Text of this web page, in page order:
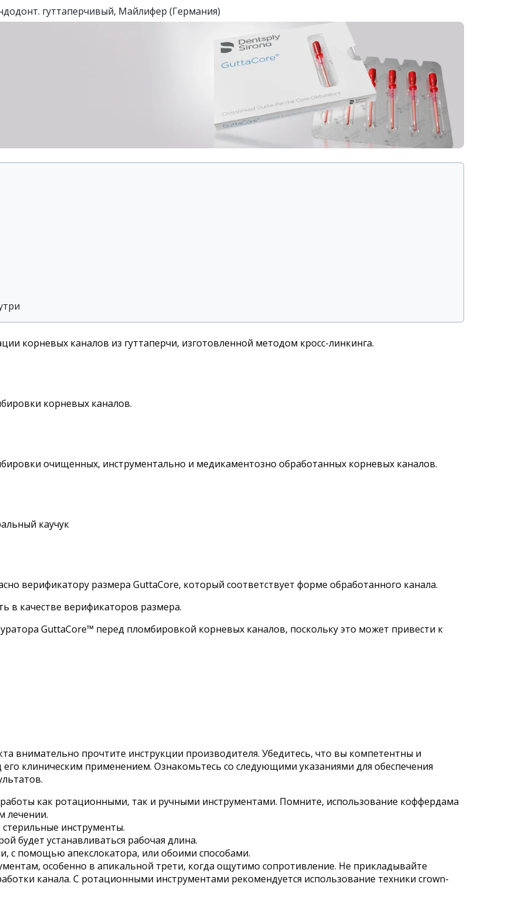
гуттаперчивый, Майлифер (Германия)
корневых каналов из гуттаперчи, изготовленной методом кросс-линкинга.
корневых каналов.
очищенных, инструментально и медикаментозно обработанных корневых каналов.
каучук
верификатору размера GuttaCore, который соответствует форме обработанного канала.
в качестве верификаторов размера.
GuttaCore™ перед пломбировкой корневых каналов, поскольку это может привести к
внимательно прочтите инструкции производителя. Убедитесь, что вы компетентны и
клиническим применением. Ознакомьтесь со следующими указаниями для обеспечения
как ротационными, так и ручными инструментами. Помните, использование коффердама
лечении.
инструменты.
будет устанавливаться рабочая длина.
с помощью апекслокатора, или обоими способами.
особенно в апикальной трети, когда ощутимо сопротивление. Не прикладывайте
канала. С ротационными инструментами рекомендуется использование техники crown-